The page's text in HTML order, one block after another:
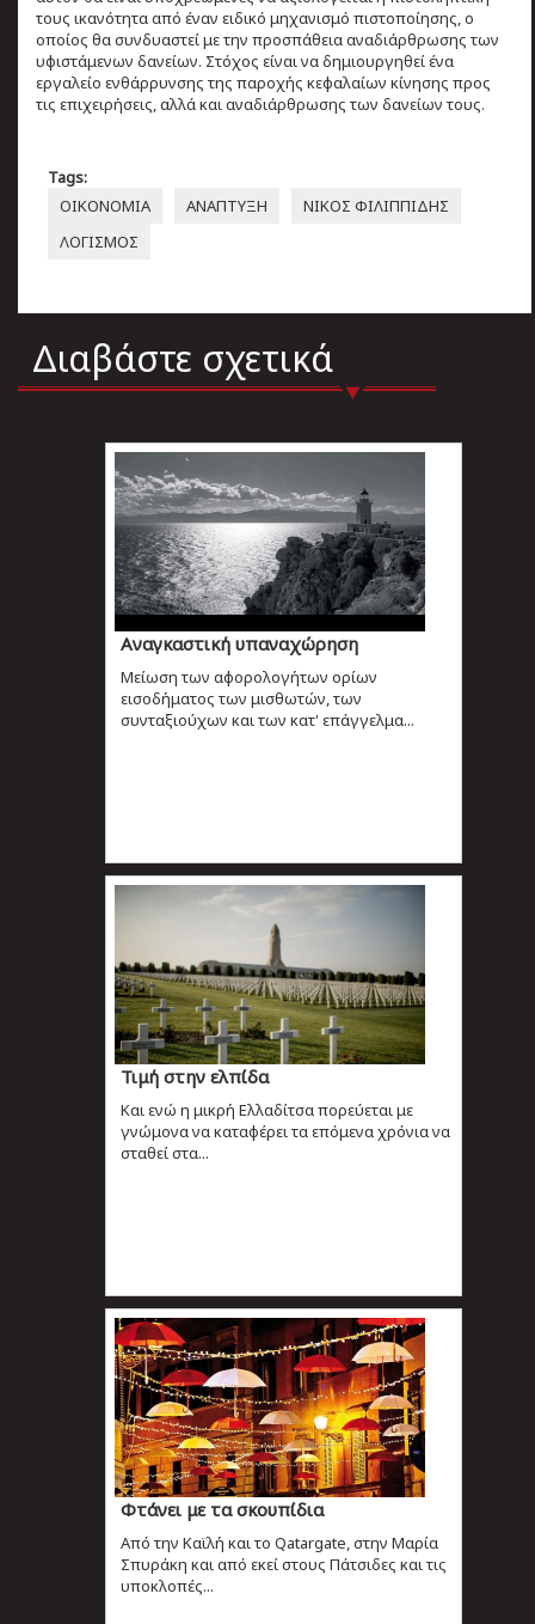
τους ικανότητα από έναν ειδικό μηχανισμό πιστοποίησης, ο
οποίος θα συνδυαστεί με την προσπάθεια αναδιάρθρωσης των
υφιστάμενων δανείων. Στόχος είναι να δημιουργηθεί ένα
εργαλείο ενθάρρυνσης της παροχής κεφαλαίων κίνησης προς
τις επιχειρήσεις, αλλά και αναδιάρθρωσης των δανείων τους.
Tags:
ΟΙΚΟΝΟΜΙΑ
ΑΝΑΠΤΥΞΗ
ΝΙΚΟΣ ΦΙΛΙΠΠΙΔΗΣ
ΛΟΓΙΣΜΟΣ
Διαβάστε σχετικά
Αναγκαστική υπαναχώρηση
Μείωση των αφορολογήτων ορίων
εισοδήματος των μισθωτών, των
συνταξιούχων και των κατ' επάγγελμα...
Τιμή στην ελπίδα
Και ενώ η μικρή Ελλαδίτσα πορεύεται με
γνώμονα να καταφέρει τα επόμενα χρόνια να
σταθεί στα...
Φτάνει με τα σκουπίδια
Από την Καϊλή και το Qatargate, στην Μαρία
Σπυράκη και από εκεί στους Πάτσιδες και τις
υποκλοπές...